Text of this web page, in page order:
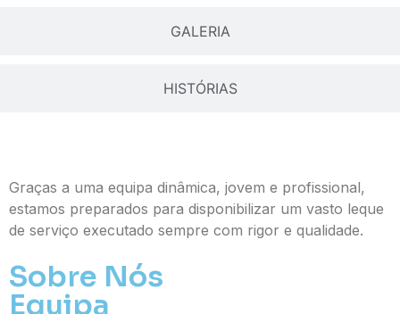
GALERIA
HISTÓRIAS
Graças a uma equipa dinâmica, jovem e profissional,
estamos preparados para disponibilizar um vasto leque
de serviço executado sempre com rigor e qualidade.
Sobre Nós
Equipa